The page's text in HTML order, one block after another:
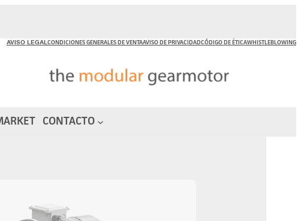
AVISO LEGALCONDICIONES GENERALES DE VENTAAVISO DE PRIVACIDADCÓDIGO DE ÉTICAWHISTLEBLOWING
CONTACTO